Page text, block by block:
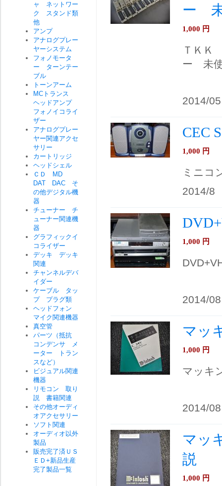
ー
1,000 円
ＴＫ
ー 未
2014/05
CEC
1,000 円
ミニコ
2014/8
1,000 円
2014/08
マッ
1,000 円
マッキ
2014/08
マッ
説
1,000 円
ャ ネットワー
ク スタンド類
他
アンプ
アナログプレー
ヤーシステム
フォノモータ
ー ターンテー
ブル
トーンアーム
MCトランス
ヘッドアンプ
フォノイコライ
ザー
アナログプレー
ヤー関連アクセ
サリー
カートリッジ
ヘッドシェル
ＣＤ MD
DAT DAC そ
の他デジタル機
器
チューナー チ
ューナー関連機
器
グラフィックイ
コライザー
デッキ デッキ
関連
チャンネルデバ
イダー
ケーブル タッ
プ プラグ類
ヘッドフォン
マイク関連機器
真空管
パーツ（抵抗
コンデンサ メ
ーター トラン
スなど）
ビジュアル関連
機器
リモコン 取り
説 書籍関連
その他オーディ
オアクセサリー
ソフト関連
オーディオ以外
製品
販売完了済ＵＳ
ＥＤ+新品生産
完了製品一覧